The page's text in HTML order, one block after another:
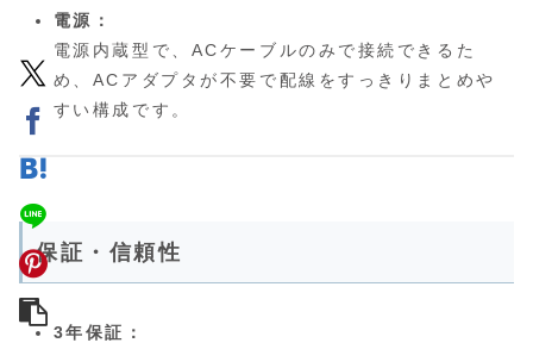
電源：
電源内蔵型で、ACケーブルのみで接続できるた
め、ACアダプタが不要で配線をすっきりまとめや
すい構成です。
保証・信頼性
3年保証：